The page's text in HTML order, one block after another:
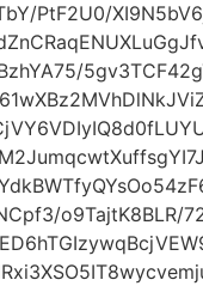
PtF2U0/
o9TajtK8BLR/